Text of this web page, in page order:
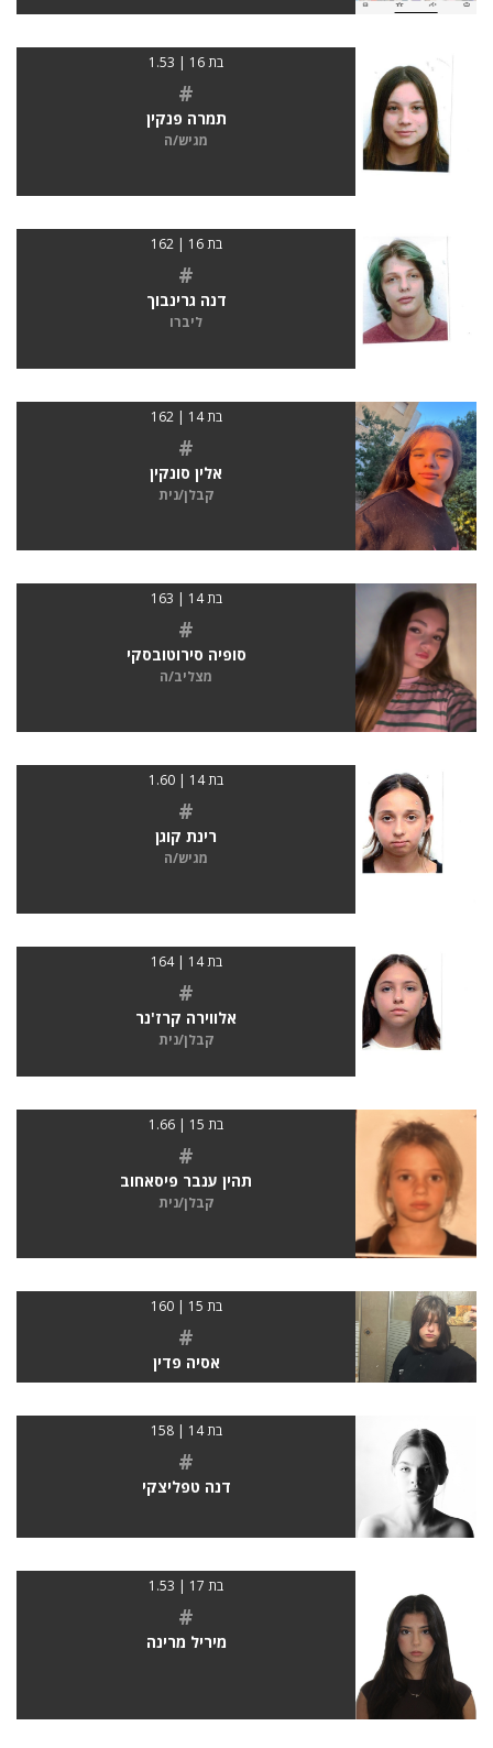
בת 16 | 1.53
#
תמרה פנקין
מגיש/ה
בת 16 | 162
#
דנה גרינבוך
ליברו
בת 14 | 162
#
אלין סונקין
קבלן/נית
בת 14 | 163
#
סופיה סירוטובסקי
מצליב/ה
בת 14 | 1.60
#
רינת קוגן
מגיש/ה
בת 14 | 164
#
אלווירה קרז'נר
קבלן/נית
בת 15 | 1.66
#
תהין ענבר פיסאחוב
קבלן/נית
בת 15 | 160
#
אסיה פדין
בת 14 | 158
#
דנה טפליצקי
בת 17 | 1.53
#
מיריל מרינה